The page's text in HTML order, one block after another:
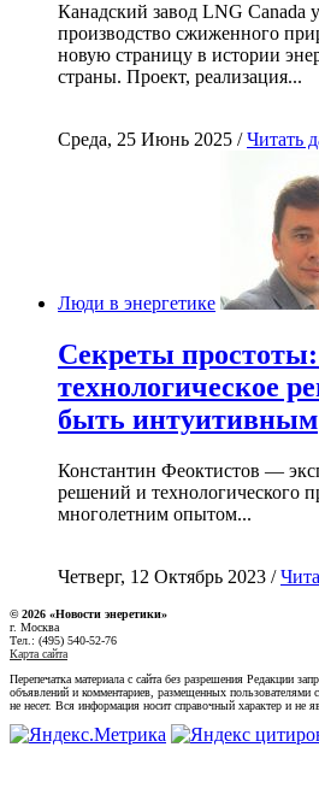
Канадский завод LNG Canada
производство сжиженного
новую страницу в истории
страны. Проект, реализация...
Среда, 25 Июнь 2025 /Читать
Люди в энергетике
Секреты
технологическое
быть интуитивным
Константин Феоктистов —
решений и технологического
многолетним опытом...
Четверг, 12 Октябрь 2023 /
© 2026 «Новости энеретики»
г. Москва
Тел.: (495) 540-52-76
Карта сайта
Перепечатка материала с сайта без разрешения Редакции
объявлений и комментариев, размещенных пользователями
не несет. Вся информация носит справочный характер и не